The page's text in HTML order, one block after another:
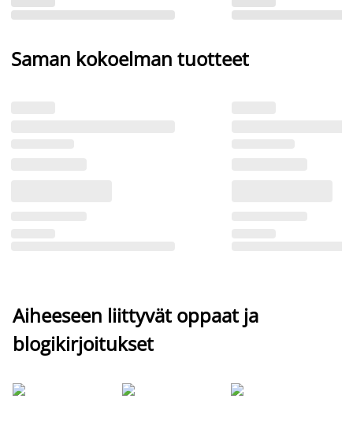
Saman kokoelman tuotteet
Aiheeseen liittyvät oppaat ja
blogikirjoitukset